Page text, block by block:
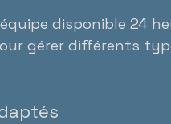
disponible 24
gérer différents